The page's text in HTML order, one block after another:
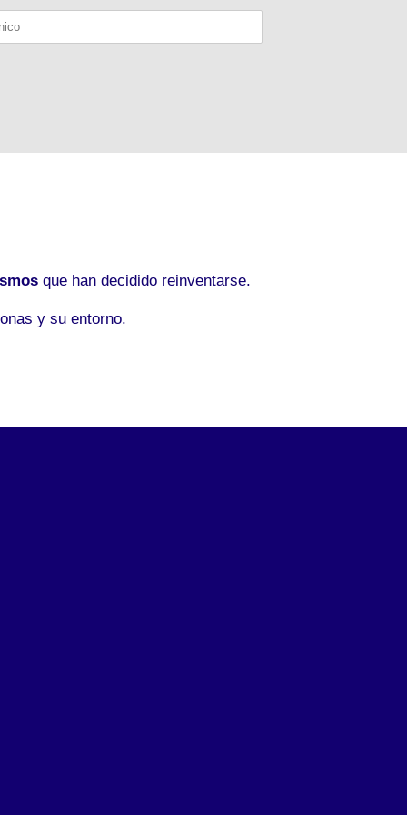
que han decidido reinventarse.
y su entorno.